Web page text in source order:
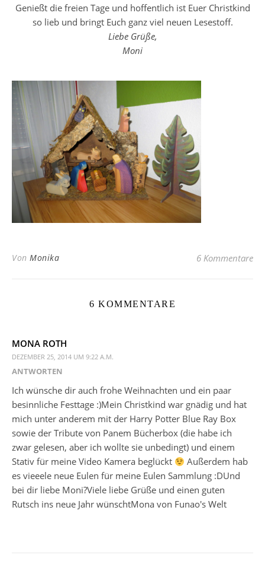
Genießt die freien Tage und hoffentlich ist Euer Christkind
so lieb und bringt Euch ganz viel neuen Lesestoff.
Liebe Grüße,
Moni
Von Monika 6 Kommentare
6 KOMMENTARE
MONA ROTH
DEZEMBER 25, 2014 UM 9:22 A.M.
ANTWORTEN
Ich wünsche dir auch frohe Weihnachten und ein paar
besinnliche Festtage :)Mein Christkind war gnädig und hat
mich unter anderem mit der Harry Potter Blue Ray Box
sowie der Tribute von Panem Bücherbox (die habe ich
zwar gelesen, aber ich wollte sie unbedingt) und einem
Stativ für meine Video Kamera beglückt
Außerdem hab
es vieeele neue Eulen für meine Eulen Sammlung :DUnd
bei dir liebe Moni?Viele liebe Grüße und einen guten
Rutsch ins neue Jahr wünschtMona von Funao's Welt